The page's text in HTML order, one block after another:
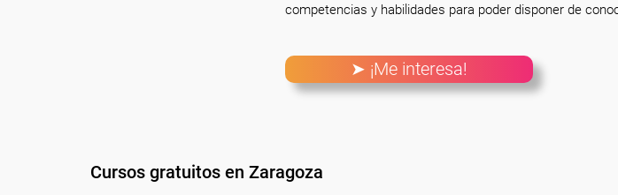
competencias y habilidades para poder disponer de
➤ ¡Me interesa!
Cursos gratuitos en Zaragoza